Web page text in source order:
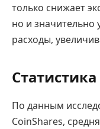
только снижает
но и
расходы,
По данным
CoinShares,